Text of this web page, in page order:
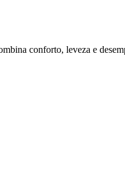
conforto, leveza e